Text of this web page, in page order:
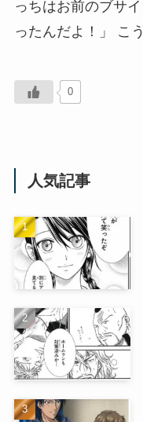
っちはお前のブサ
ったんだよ！」 こ
0
人気記事